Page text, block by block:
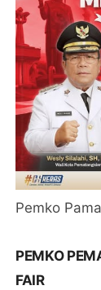
Pemko
PEMKO
FAIR